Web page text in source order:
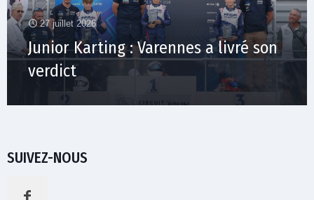
27 juillet 2026
Junior Karting : Varennes a livré son
verdict
SUIVEZ-NOUS